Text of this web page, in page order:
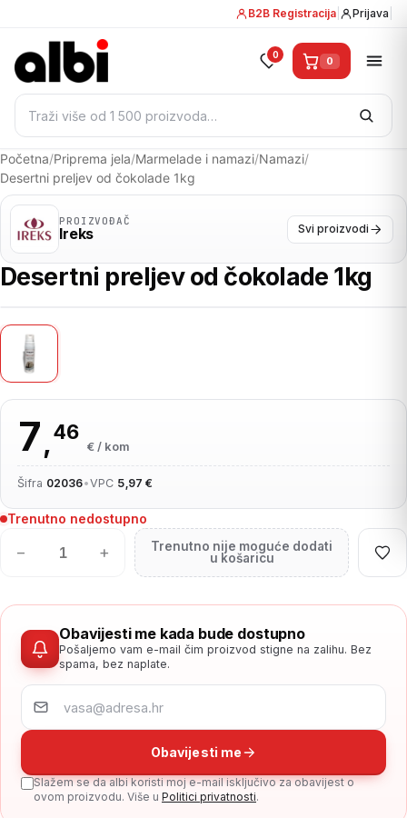
B2B Registracija Prijava
Pretraži:
0 0
Početna/Priprema jela/Marmelade i namazi/Namazi/
Desertni preljev od čokolade 1kg
PROIZVOĐAČ
Ireks Svi proizvodi
Desertni preljev od čokolade 1kg
7,46
€ / kom
Šifra 02036•VPC 5,97 €
Trenutno nedostupno
− +
Trenutno nije moguće dodati
u košaricu
Obavijesti me kada bude dostupno
Pošaljemo vam e-mail čim proizvod stigne na zalihu. Bez
spama, bez naplate.
Obavijesti me
Slažem se da albi koristi moj e-mail isključivo za obavijest o
ovom proizvodu. Više u Politici privatnosti.